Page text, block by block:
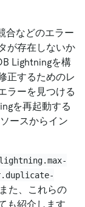
合などのエラー
が存在しないか
Lightningを構
正するためのレ
ラーを見つける
を再起動する
ースからイン
lightning.max-
た、これらの
も紹介します